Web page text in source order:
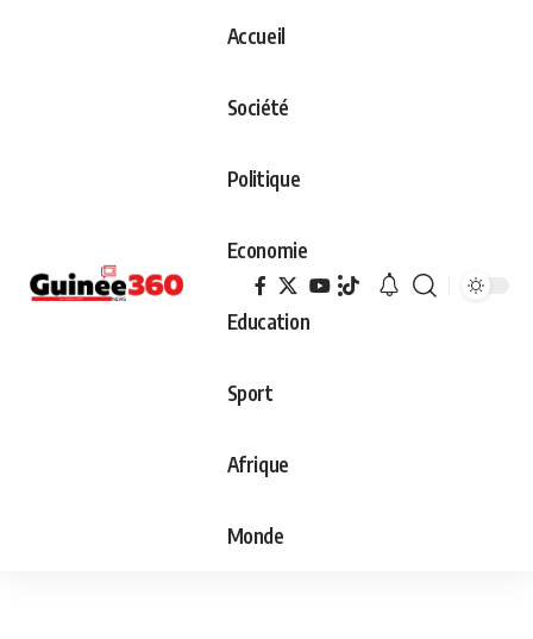
Accueil
Société
Politique
Economie
Education
Sport
Afrique
Monde